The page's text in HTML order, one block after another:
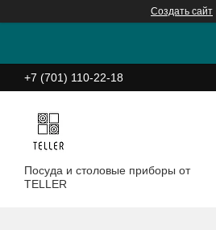
Создать сайт
+7 (701) 110-22-18
Посуда и столовые приборы от
TELLER